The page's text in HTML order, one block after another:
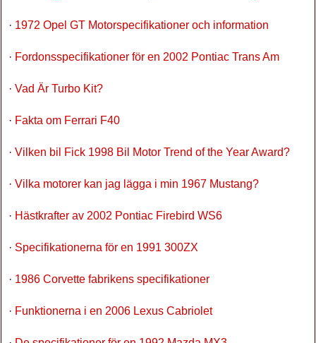
· 1972 Opel GT Motorspecifikationer och information
· Fordonsspecifikationer för en 2002 Pontiac Trans Am
· Vad Är Turbo Kit?
· Fakta om Ferrari F40
· Vilken bil Fick 1998 Bil Motor Trend of the Year Award?
· Vilka motorer kan jag lägga i min 1967 Mustang?
· Hästkrafter av 2002 Pontiac Firebird WS6
· Specifikationerna för en 1991 300ZX
· 1986 Corvette fabrikens specifikationer
· Funktionerna i en 2006 Lexus Cabriolet